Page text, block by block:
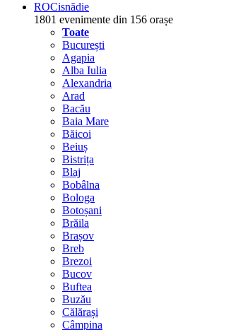
ROCisnădie
1801 evenimente din 156 orașe
Toate
București
Agapia
Alba Iulia
Alexandria
Arad
Bacău
Baia Mare
Băicoi
Beiuș
Bistrița
Blaj
Bobâlna
Bologa
Botoșani
Brăila
Brașov
Breb
Brezoi
Bucov
Buftea
Buzău
Călărași
Câmpina